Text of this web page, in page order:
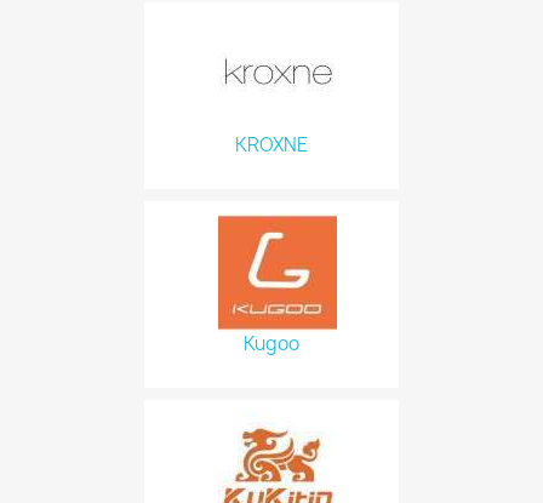
KROXNE
Kugoo